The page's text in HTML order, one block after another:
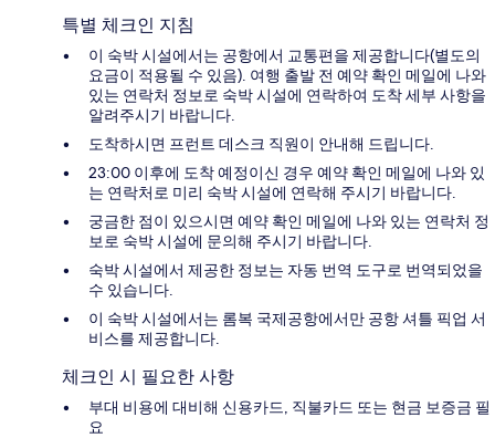
특별 체크인 지침
이 숙박 시설에서는 공항에서 교통편을 제공합니다(별도의
요금이 적용될 수 있음). 여행 출발 전 예약 확인 메일에 나와
있는 연락처 정보로 숙박 시설에 연락하여 도착 세부 사항을
알려주시기 바랍니다.
도착하시면 프런트 데스크 직원이 안내해 드립니다.
23:00 이후에 도착 예정이신 경우 예약 확인 메일에 나와 있
는 연락처로 미리 숙박 시설에 연락해 주시기 바랍니다.
궁금한 점이 있으시면 예약 확인 메일에 나와 있는 연락처 정
보로 숙박 시설에 문의해 주시기 바랍니다.
숙박 시설에서 제공한 정보는 자동 번역 도구로 번역되었을
수 있습니다.
이 숙박 시설에서는 롬복 국제공항에서만 공항 셔틀 픽업 서
비스를 제공합니다.
체크인 시 필요한 사항
부대 비용에 대비해 신용카드, 직불카드 또는 현금 보증금 필
요